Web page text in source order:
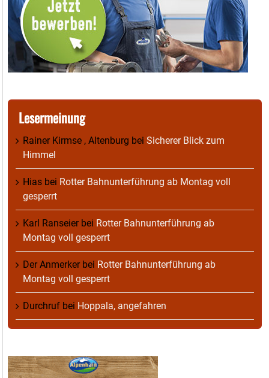
Lesermeinung
Rainer Kirmse , Altenburg bei Sicherer Blick zum
Himmel
Hias bei Rotter Bahnunterführung ab Montag voll
gesperrt
Karl Ranseierbei Rotter Bahnunterführung ab
Montag voll gesperrt
Der Anmerkerbei Rotter Bahnunterführung ab
Montag voll gesperrt
Durchruf bei Hoppala, angefahren